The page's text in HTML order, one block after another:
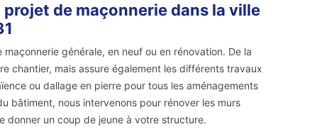
de maçonnerie dans la ville
générale, en neuf ou en rénovation. De la
chantier, mais assure également les différents travaux
ou dallage en pierre pour tous les aménagements
bâtiment, nous intervenons pour rénover les murs
donner un coup de jeune à votre structure.